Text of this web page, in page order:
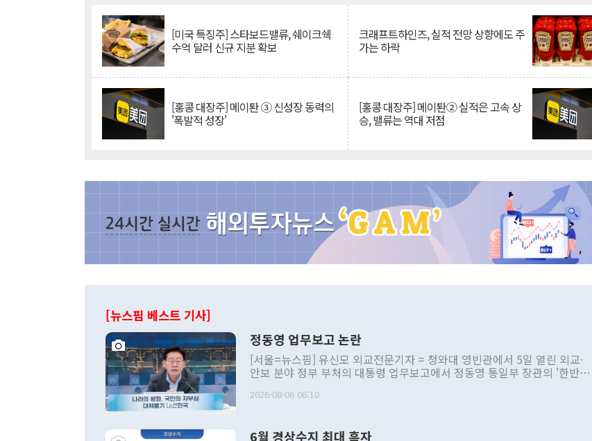
[미국 특징주] 스타보드밸류, 쉐이크쉑
수억 달러 신규 지분 확보
크래프트하인즈, 실적 전망 상향에도 주
가는 하락
[홍콩 대장주] 메이퇀 ③ 신성장 동력의
'폭발적 성장'
[홍콩 대장주] 메이퇀② 실적은 고속 상
승, 밸류는 역대 저점
[뉴스핌 베스트 기사]
정동영 업무보고 논란
[서울=뉴스핌] 유신모 외교전문기자 = 청와대 영빈관에서 5일 열린 외교·
안보 분야 정부 부처의 대통령 업무보고에서 정동영 통일부 장관의 '한반도
발언 중에는 정부 내 조율을 거치지 않은 사안을 정책으로 추진하겠다고 공
2026-08-06 06:10
6월 경상수지 최대 흑자